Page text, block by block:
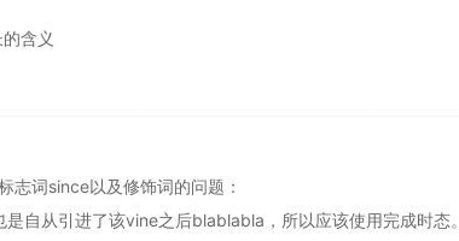
含义
志词since以及修饰词的问题：
自从引进了该vine之后blablabla，所以应该使用完成时态。